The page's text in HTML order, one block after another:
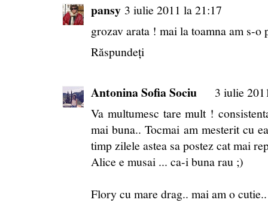
pansy 3 iulie 2011 la 21:17
grozav arata ! mai la toamna am s-o
Răspundeți
Antonina Sofia Sociu
3 iulie
Va multumesc tare mult !
mai buna.. Tocmai am mesterit cu
timp zilele astea sa postez cat mai
Alice e musai ... ca-i buna rau ;)
Flory cu mare drag.. mai am o